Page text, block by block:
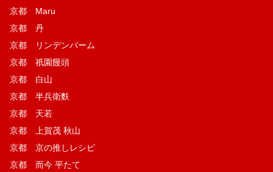
京都 Maru
京都 丹
京都 リンデンバーム
京都 祇園饅頭
京都 白山
京都 半兵衛麩
京都 天若
京都 上賀茂 秋山
京都 京の推しレシピ
京都 而今 平たて